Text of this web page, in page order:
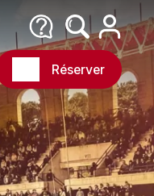
Réserver